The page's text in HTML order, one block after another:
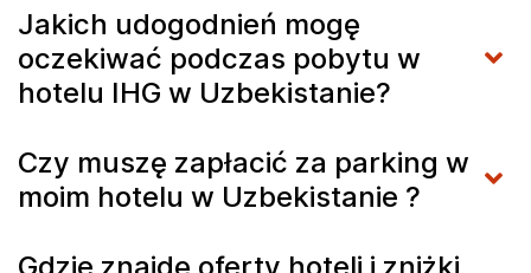
Jakich udogodnień mogę
oczekiwać podczas pobytu w
hotelu IHG w Uzbekistanie?
Czy muszę zapłacić za parking w
moim hotelu w Uzbekistanie ?
Gdzie znajdę oferty hoteli i zniżki